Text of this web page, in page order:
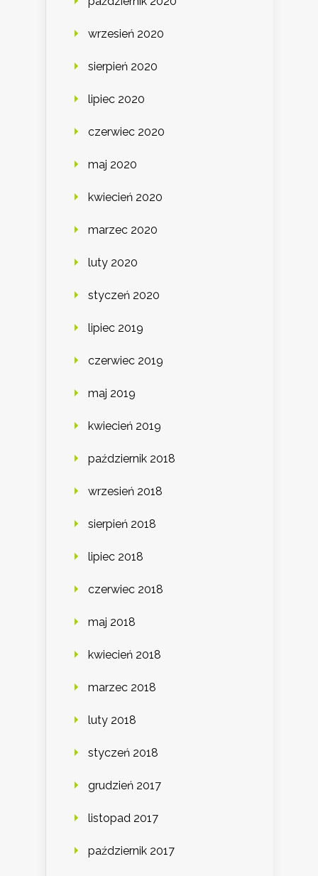
wrzesień 2020
sierpień 2020
lipiec 2020
czerwiec 2020
maj 2020
kwiecień 2020
marzec 2020
luty 2020
styczeń 2020
lipiec 2019
czerwiec 2019
maj 2019
kwiecień 2019
październik 2018
wrzesień 2018
sierpień 2018
lipiec 2018
czerwiec 2018
maj 2018
kwiecień 2018
marzec 2018
luty 2018
styczeń 2018
grudzień 2017
listopad 2017
październik 2017